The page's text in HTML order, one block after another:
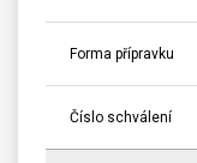
Forma přípravku
Číslo schválení